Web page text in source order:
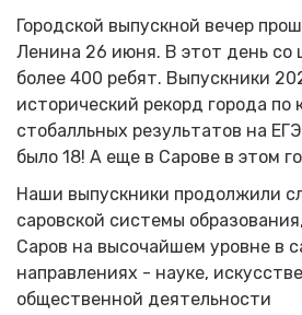
Городской выпускной вечер
Ленина 26 июня. В этот день со
более 400 ребят. Выпускники
исторический рекорд города по
стобалльных результатов на
было 18! А еще в Сарове в этом
Наши выпускники продолжили
саровской системы
Саров на высочайшем уровне в
направлениях - науке,
общественной деятельности